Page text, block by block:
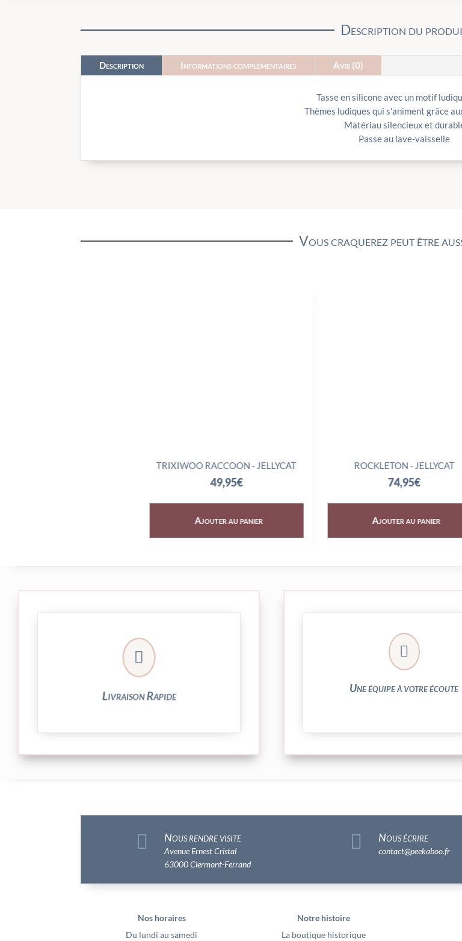
Description du
Description Informations complémentaires Avis (0)
Tasse en silicone avec un motif
Thèmes ludiques qui s'animent grâce
Matériau silencieux et
Passe au lave-vaisselle
Vous craquerez peut être
TRIXIWOO RACCOON - JELLYCAT
Ajouter au panier
ROCKLETON - JELLYCAT
Ajouter au panier

Livraison Rapide
Votre commande est expédiée sous 24/48h
et livrée par Colissimo. 
Une équipe à votre écoute
N’hésitez pas à nous solliciter
► 04 73 27 04 20
► contact@peekaboo.fr
 Nous rendre visite
Avenue Ernest Cristal
63000 Clermont-Ferrand
 Nous écrire
contact@peekaboo.fr
Nos horaires
Du lundi au samedi
Notre histoire
La boutique historique